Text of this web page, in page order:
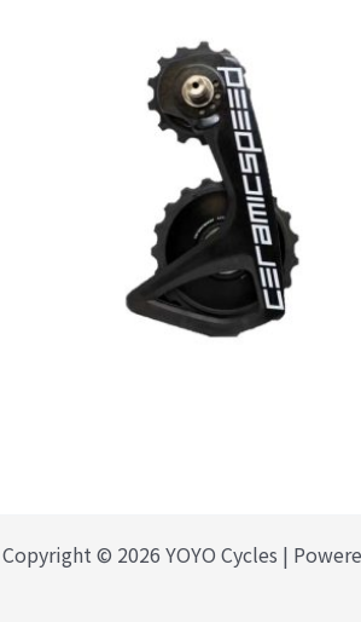
Copyright © 2026 YOYO Cycles |